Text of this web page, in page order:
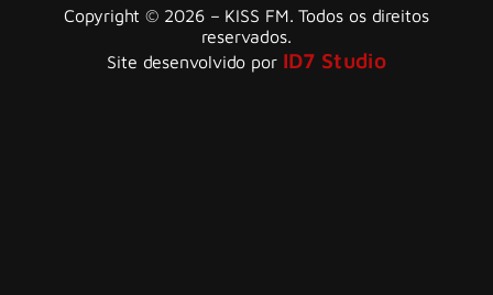
Copyright © 2026 – KISS FM. Todos os direitos
reservados.
Site desenvolvido por ID7 Studio